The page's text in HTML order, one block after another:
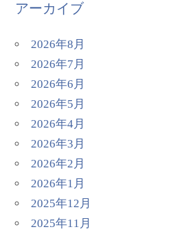
アーカイブ
2026年8月
2026年7月
2026年6月
2026年5月
2026年4月
2026年3月
2026年2月
2026年1月
2025年12月
2025年11月